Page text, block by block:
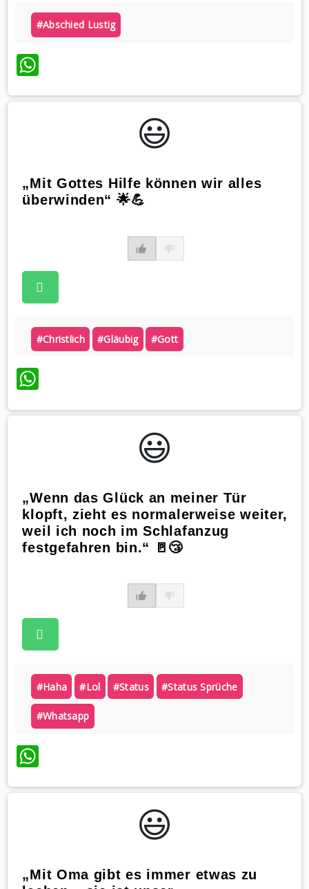
#abschied Lustig
WhatsApp
😃️
„Mit Gottes Hilfe können wir alles
überwinden“ 🌟💪
#christlich #gläubig #gott
WhatsApp
😃️
„Wenn das Glück an meiner Tür
klopft, zieht es normalerweise weiter,
weil ich noch im Schlafanzug
festgefahren bin.“ 🚪😴
#haha #lol #status #status Sprüche
#whatsapp
WhatsApp
😃️
„Mit Oma gibt es immer etwas zu